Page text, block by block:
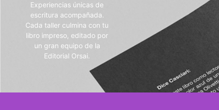
Experiencias únicas de
escritura acompañada.
Cada taller culmina con tu
libro impreso, editado por
un gran equipo de la
Editorial Orsai.